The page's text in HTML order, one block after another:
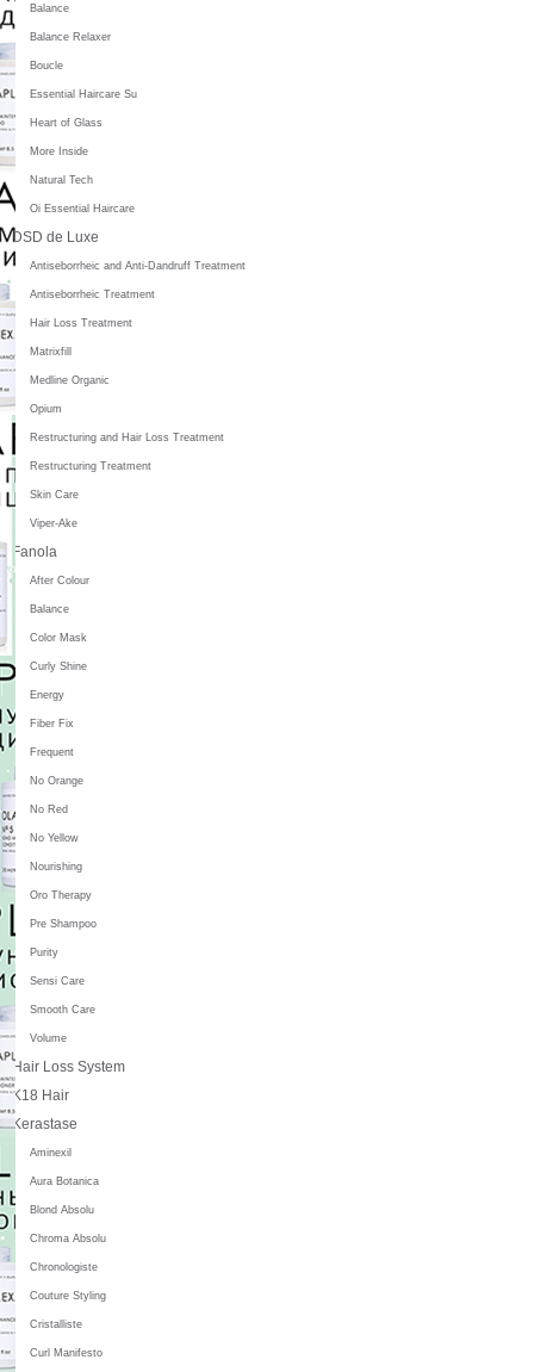
Balance
Balance Relaxer
Boucle
Essential Haircare Su
Heart of Glass
More Inside
Natural Tech
Oi Essential Haircare
DSD de Luxe
Antiseborrheic and Anti-Dandruff Treatment
Antiseborrheic Treatment
Hair Loss Treatment
Matrixfill
Medline Organic
Opium
Restructuring and Hair Loss Treatment
Restructuring Treatment
Skin Care
Viper-Ake
Fanola
After Colour
Balance
Color Mask
Curly Shine
Energy
Fiber Fix
Frequent
No Orange
No Red
No Yellow
Nourishing
Oro Therapy
Pre Shampoo
Purity
Sensi Care
Smooth Care
Volume
Hair Loss System
K18 Hair
Kerastase
Aminexil
Aura Botanica
Blond Absolu
Chroma Absolu
Chronologiste
Couture Styling
Cristalliste
Curl Manifesto